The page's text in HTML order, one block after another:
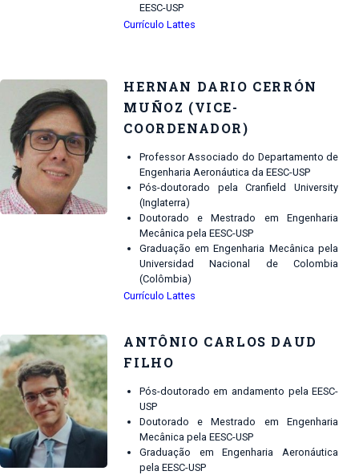
EESC-USP
Currículo Lattes
HERNAN DARIO CERRÓN
MUÑOZ (VICE-
COORDENADOR)
Professor Associado do Departamento de
Engenharia Aeronáutica da EESC-USP
Pós-doutorado pela Cranfield University
(Inglaterra)
Doutorado e Mestrado em Engenharia
Mecânica pela EESC-USP
Graduação em Engenharia Mecânica pela
Universidad Nacional de Colombia
(Colômbia)
Currículo Lattes
ANTÔNIO CARLOS DAUD
FILHO
Pós-doutorado em andamento pela EESC-
USP
Doutorado e Mestrado em Engenharia
Mecânica pela EESC-USP
Graduação em Engenharia Aeronáutica
pela EESC-USP